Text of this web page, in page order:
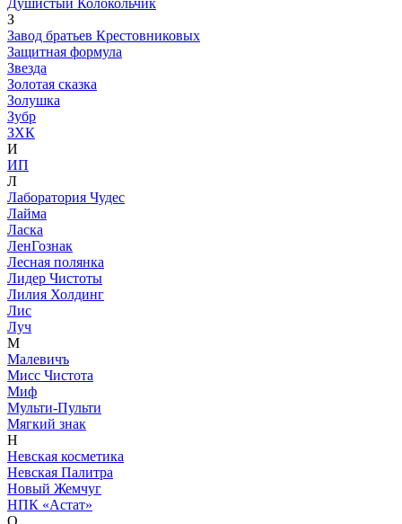
Душистый Колокольчик
З
Завод братьев Крестовниковых
Защитная формула
Звезда
Золотая сказка
Золушка
Зубр
ЗХК
И
ИП
Л
Лаборатория Чудес
Лайма
Ласка
ЛенГознак
Лесная полянка
Лидер Чистоты
Лилия Холдинг
Лис
Луч
М
Малевичъ
Мисс Чистота
Миф
Мульти-Пульти
Мягкий знак
Н
Невская косметика
Невская Палитра
Новый Жемчуг
НПК «Астат»
О